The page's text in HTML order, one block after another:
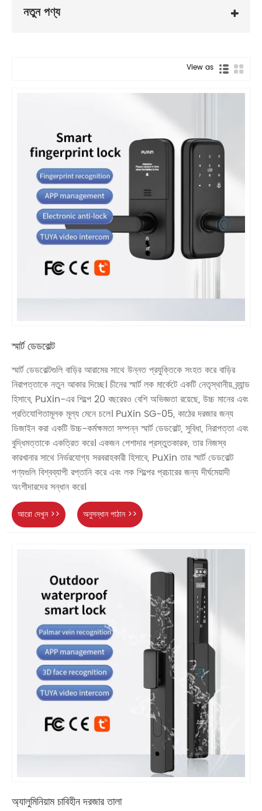
নতুন পণ্য
View as
স্মার্ট ডেডবোল্ট
স্মার্ট ডেডবোল্টগুলি বাড়ির আরামের সাথে উন্নত প্রযুক্তিকে সংহত করে বাড়ির
নিরাপত্তাকে নতুন আকার দিচ্ছে। চীনের স্মার্ট লক মার্কেটে একটি নেতৃস্থানীয় ব্র্যান্ড
হিসাবে, PuXin-এর শিল্পে 20 বছরেরও বেশি অভিজ্ঞতা রয়েছে, উচ্চ মানের এবং
প্রতিযোগিতামূলক মূল্য মেনে চলে। PuXin SG-05, কাঠের দরজার জন্য
ডিজাইন করা একটি উচ্চ-কর্মক্ষমতা সম্পন্ন স্মার্ট ডেডবোল্ট, সুবিধা, নিরাপত্তা এবং
বুদ্ধিমত্তাকে একত্রিত করে। একজন পেশাদার প্রস্তুতকারক, তার নিজস্ব
কারখানার সাথে নির্ভরযোগ্য সরবরাহকারী হিসাবে, PuXin তার স্মার্ট ডেডবোল্ট
পণ্যগুলি বিশ্বব্যাপী রপ্তানি করে এবং লক শিল্পের প্রচারের জন্য দীর্ঘমেয়াদী
অংশীদারদের সন্ধান করে।
আরো দেখুন >> অনুসন্ধান পাঠান >>
অ্যালুমিনিয়াম চাবিহীন দরজার তালা